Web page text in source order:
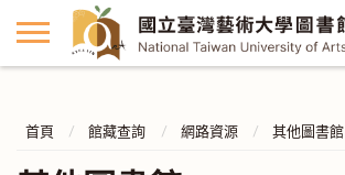
首頁 館藏查詢 網路資源 其他圖書館